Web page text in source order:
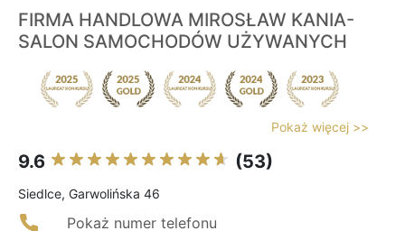
FIRMA HANDLOWA MIROSŁAW KANIA-
SALON SAMOCHODÓW UŻYWANYCH
Pokaż więcej >>
9.6 (53)
Siedlce, Garwolińska 46
Pokaż numer telefonu